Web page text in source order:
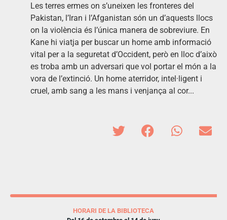
Les terres ermes on s’uneixen les fronteres del
Pakistan, l’Iran i l’Afganistan són un d’aquests llocs
on la violència és l’única manera de sobreviure. En
Kane hi viatja per buscar un home amb informació
vital per a la seguretat d’Occident, però en lloc d’això
es troba amb un adversari que vol portar el món a la
vora de l’extinció. Un home aterridor, intel·ligent i
cruel, amb sang a les mans i venjança al cor...
HORARI DE LA BIBLIOTECA